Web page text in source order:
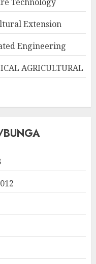
Extension
Engineering
AGRICULTURAL
BUNGA